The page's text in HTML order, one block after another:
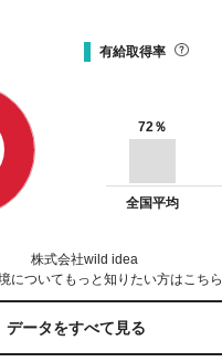
有給取得率
72 ％
全国平均
株式会社wild idea
についてもっと知りたい方はこちら
データをすべて見る